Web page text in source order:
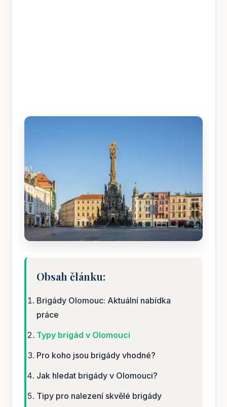
Obsah článku:
Brigády Olomouc: Aktuální nabídka
práce
Typy brigád v Olomouci
Pro koho jsou brigády vhodné?
Jak hledat brigády v Olomouci?
Tipy pro nalezení skvělé brigády